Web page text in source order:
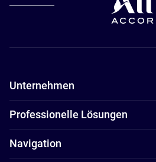
Unternehmen
Professionelle Lösungen
Navigation